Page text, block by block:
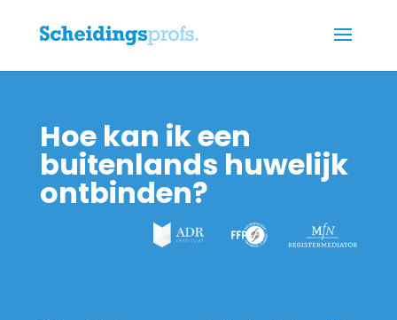
Hoe kan ik een
buitenlands huwelijk
ontbinden?